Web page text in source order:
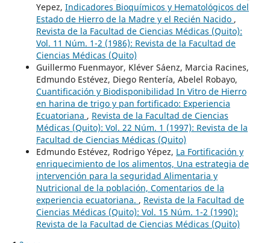
Yepez, Indicadores Bioquímicos y Hematológicos del
Estado de Hierro de la Madre y el Recién Nacido ,
Revista de la Facultad de Ciencias Médicas (Quito):
Vol. 11 Núm. 1-2 (1986): Revista de la Facultad de
Ciencias Médicas (Quito)
Guillermo Fuenmayor, Kléver Sáenz, Marcia Racines,
Edmundo Estévez, Diego Rentería, Abelel Robayo,
Cuantificación y Biodisponibilidad In Vitro de Hierro
en harina de trigo y pan fortificado: Experiencia
Ecuatoriana , Revista de la Facultad de Ciencias
Médicas (Quito): Vol. 22 Núm. 1 (1997): Revista de la
Facultad de Ciencias Médicas (Quito)
Edmundo Estévez, Rodrigo Yépez, La Fortificación y
enriquecimiento de los alimentos, Una estrategia de
intervención para la seguridad Alimentaria y
Nutricional de la población, Comentarios de la
experiencia ecuatoriana. , Revista de la Facultad de
Ciencias Médicas (Quito): Vol. 15 Núm. 1-2 (1990):
Revista de la Facultad de Ciencias Médicas (Quito)